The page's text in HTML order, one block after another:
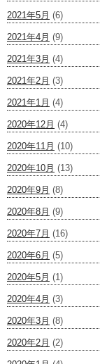
2021年5月 (6)
2021年4月 (9)
2021年3月 (4)
2021年2月 (3)
2021年1月 (4)
2020年12月 (4)
2020年11月 (10)
2020年10月 (13)
2020年9月 (8)
2020年8月 (9)
2020年7月 (16)
2020年6月 (5)
2020年5月 (1)
2020年4月 (3)
2020年3月 (8)
2020年2月 (2)